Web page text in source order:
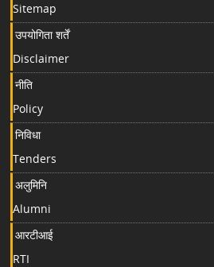
Sitemap
उपयोगिता शर्तें
Disclaimer
नीति
Policy
निविधा
Tenders
अलुमिनि
Alumni
आरटीआई
RTI